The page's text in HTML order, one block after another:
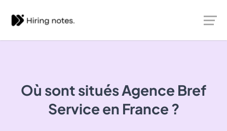
Où sont situésAgence Bref
Service en France ?